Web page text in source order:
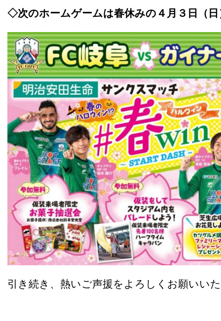
◇次のホームゲームは春休みの４月３日（
引き続き、熱いご声援をよろしくお願いい